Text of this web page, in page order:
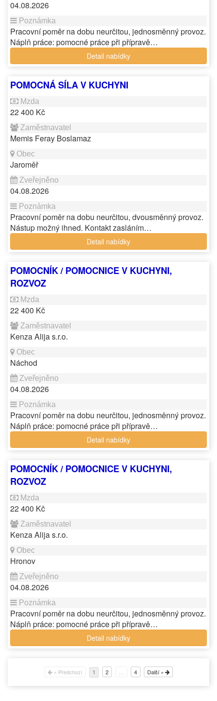
04.08.2026
Pracovní poměr na dobu neurčitou, jednosměnný provoz.
Náplň práce: pomocné práce při přípravě…
Detail nabídky
POMOCNÁ SÍLA V KUCHYNI
22 400 Kč
Memis Feray Boslamaz
Jaroměř
04.08.2026
Pracovní poměr na dobu neurčitou, dvousměnný provoz.
Nástup možný ihned. Kontakt zasláním…
Detail nabídky
POMOCNÍK / POMOCNICE V KUCHYNI,
ROZVOZ
22 400 Kč
Kenza Alija s.r.o.
Náchod
04.08.2026
Pracovní poměr na dobu neurčitou, jednosměnný provoz.
Náplň práce: pomocné práce při přípravě…
Detail nabídky
POMOCNÍK / POMOCNICE V KUCHYNI,
ROZVOZ
22 400 Kč
Kenza Alija s.r.o.
Hronov
04.08.2026
Pracovní poměr na dobu neurčitou, jednosměnný provoz.
Náplň práce: pomocné práce při přípravě…
Detail nabídky
« Předchozí 1 2 4 Další »